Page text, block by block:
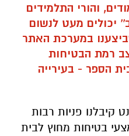
והורי התלמידים
יכולים מעט לנשום
במערכת האתר
רמת הבטיחות
הספר - בעירייה
קיבלנו פניות רבות
בטיחות מחוץ לבית